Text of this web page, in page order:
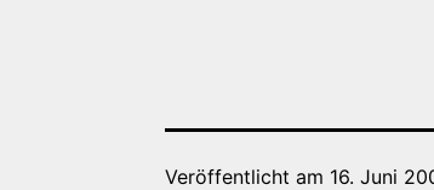
Veröffentlicht am 16. Juni